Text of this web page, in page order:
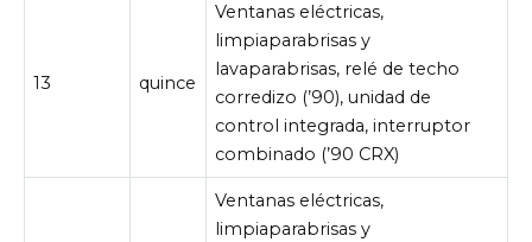
13 quince
Ventanas eléctricas,
limpiaparabrisas y
lavaparabrisas, relé de techo
corredizo (’90), unidad de
control integrada, interruptor
combinado (’90 CRX)
Ventanas eléctricas,
limpiaparabrisas y